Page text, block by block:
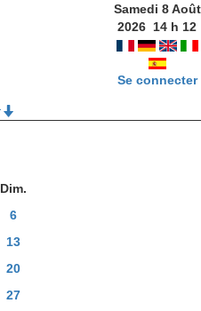
Samedi 8 Août
2026 14 h 12
Se connecter
Dim.
6
13
20
27